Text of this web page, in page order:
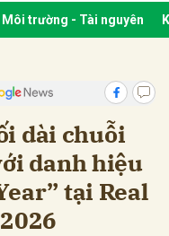
Môi trường - Tài nguyên
dài chuỗi
danh hiệu
tại Real
Hủy